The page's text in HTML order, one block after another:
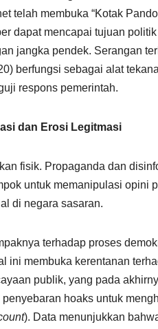
telah membuka “Kotak
dapat mencapai tujuan
jangka pendek. Serangan
berfungsi sebagai alat
respons pemerintah.
dan Erosi Legitmasi
fisik. Propaganda dan
untuk memanipulasi opini
di negara sasaran.
terhadap proses
ini membuka kerentanan
publik, yang pada
hoaks untuk
). Data menunjukkan